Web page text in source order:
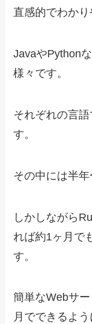
直感的でわかり
JavaやPython
様々です。
それぞれの言
す。
その中には半年
しかしながら
れば約1ヶ月で
す。
簡単なWebサ
月でできるよう